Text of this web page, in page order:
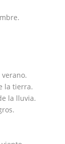
la tierra.
la lluvia.